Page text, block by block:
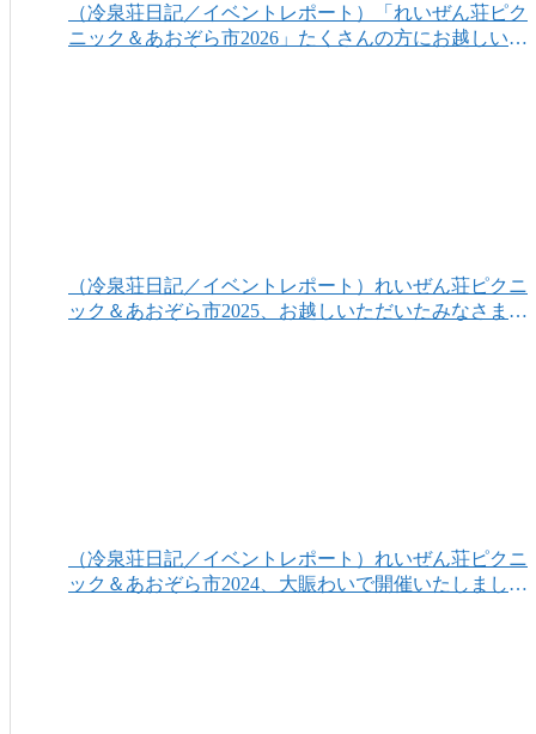
（冷泉荘日記／イベントレポート）「れいぜん荘ピク
ニック＆あおぞら市2026」たくさんの方にお越しいた
（冷泉荘日記／イベントレポート）れいぜん荘ピクニ
ック＆あおぞら市2025、お越しいただいたみなさまあ
（冷泉荘日記／イベントレポート）れいぜん荘ピクニ
ック＆あおぞら市2024、大賑わいで開催いたしまし